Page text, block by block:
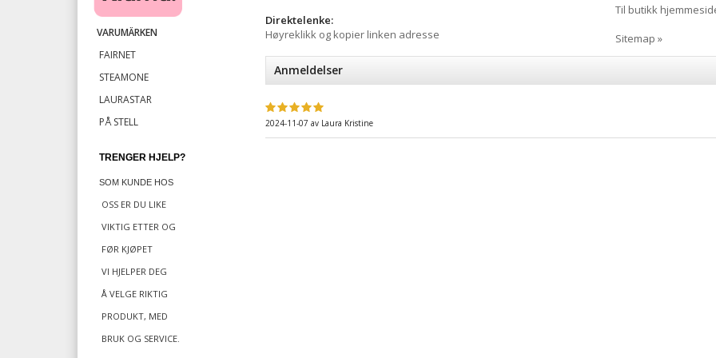
VARUMÄRKEN
FAIRNET
STEAMONE
LAURASTAR
PÅ STELL
TRENGER HJELP?
SOM KUNDE HOS
OSS ER DU LIKE
VIKTIG ETTER OG
FØR KJØPET
VI HJELPER DEG
Å VELGE RIKTIG
PRODUKT, MED
BRUK OG SERVICE.
Til butikk
Sitemap »
Direktelenke:
Høyreklikk og kopier linken adresse
Anmeldelser
2024-11-07 av Laura Kristine